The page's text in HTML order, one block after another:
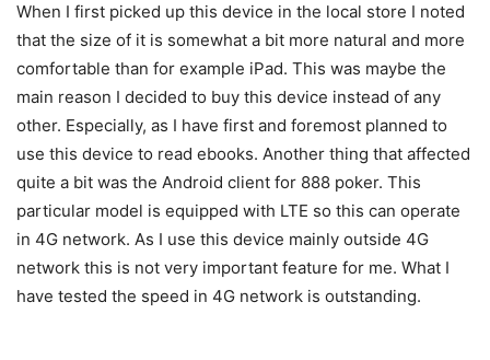
When I first picked up this device in the local store I noted
that the size of it is somewhat a bit more natural and more
comfortable than for example iPad. This was maybe the
main reason I decided to buy this device instead of any
other. Especially, as I have first and foremost planned to
use this device to read ebooks. Another thing that affected
quite a bit was the Android client for 888 poker. This
particular model is equipped with LTE so this can operate
in 4G network. As I use this device mainly outside 4G
network this is not very important feature for me. What I
have tested the speed in 4G network is outstanding.